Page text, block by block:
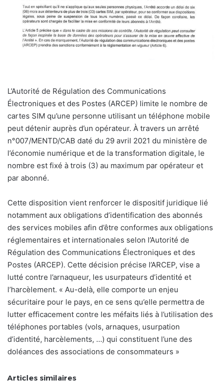
L’Autorité de Régulation des Communications
Électroniques et des Postes (ARCEP) limite le nombre de
cartes SIM qu’une personne utilisant un téléphone mobile
peut détenir auprès d’un opérateur. À travers un arrêté
n°007/MENTD/CAB daté du 29 avril 2021 du ministère de
l’économie numérique et de la transformation digitale, le
nombre est fixé à trois (3) au maximum par opérateur et
par abonné.
Cette disposition vient renforcer le dispositif juridique lié
notamment aux obligations d’identification des abonnés
des services mobiles afin d’être conformes aux obligations
réglementaires et internationales selon l’Autorité de
Régulation des Communications Électroniques et des
Postes (ARCEP). Cette décision précise l’ARCEP, vise a
lutté contre l’arnaqueur, les usurpateurs d’identité et
l’harcèlement. « Au-delà, elle comporte un enjeu
sécuritaire pour le pays, en ce sens qu’elle permettra de
lutter efficacement contre les méfaits liés à l’utilisation des
téléphones portables (vols, arnaques, usurpation
d’identité, harcèlements, …) qui constituent l’une des
doléances des associations de consommateurs »
Articles similaires